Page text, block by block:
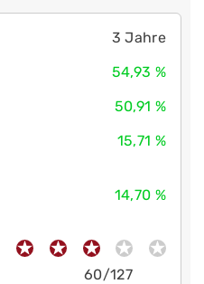
3 Jahre
54,93 %
50,91 %
15,71 %
14,70 %
60/127